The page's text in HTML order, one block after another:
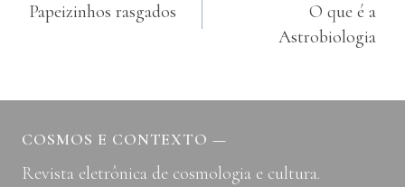
de
Papeizinhos rasgados
O que é a
Astrobiologia
COSMOS E CONTEXTO—
Revista eletrônica de cosmologia e cultura.